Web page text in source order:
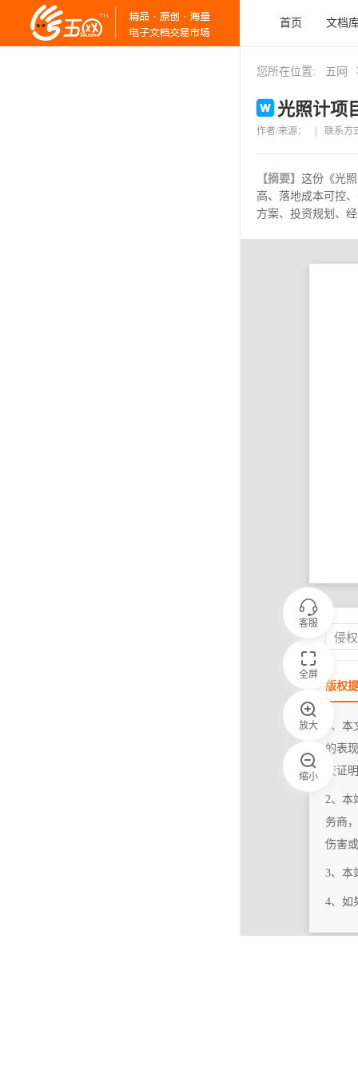
首页 文档
您所在位置: 五网
光照计项
作者/来源： 联系方
【摘要】 这份《光
高、落地成本可控
方案、投资规划、
客服
全屏
放大
缩小
侵
版权
1、
的表
交证
2、本
务商
伤害
3、本
4、如